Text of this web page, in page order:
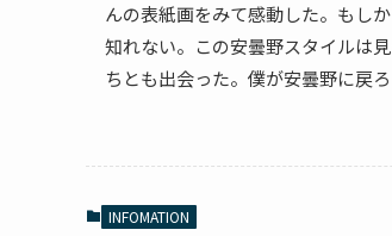
んの表紙画をみて感動した。もし
知れない。この安曇野スタイルは
ちとも出会った。僕が安曇野に戻
INFOMATION